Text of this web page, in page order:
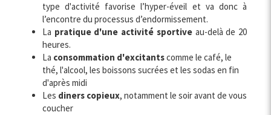
type d'activité favorise l’hyper-éveil et va donc à
l’encontre du processus d’endormissement.
La pratique d'une activité sportiveau-delà de 20
heures.
La consommation d'excitantscomme le café, le
thé, l'alcool, les boissons sucrées et les sodas en fin
d'après midi
Les diners copieux, notamment le soir avant de vous
coucher